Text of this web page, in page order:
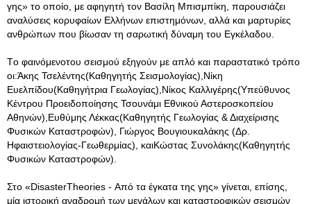
γης» το οποίο, με αφηγητή τον Βασίλη Μπισμπίκη, παρουσιάζει
αναλύσεις κορυφαίων Ελλήνων επιστημόνων, αλλά και μαρτυρίες
ανθρώπων που βίωσαν τη σαρωτική δύναμη του Εγκέλαδου.
Tο φαινόμενοτου σεισμού εξηγούν με απλό και παραστατικό τρόπο
οι:Άκης Τσελέντης(Καθηγητής Σεισμολογίας),Νίκη
Ευελπίδου(Καθηγήτρια Γεωλογίας),Νίκος Καλλιγέρης(Υπεύθυνος
Κέντρου Προειδοποίησης Τσουνάμι Εθνικού Αστεροσκοπείου
Αθηνών),Ευθύμης Λέκκας(Καθηγητής Γεωλογίας & Διαχείρισης
Φυσικών Καταστροφών), Γιώργος Βουγιουκαλάκης (Δρ.
Ηφαιστειολογίας-Γεωθερμίας), καιΚώστας Συνολάκης(Καθηγητής
Φυσικών Καταστροφών).
Στο «DisasterTheories - Από τα έγκατα της γης» γίνεται, επίσης,
μία ιστορική αναδρομή των μεγάλων και καταστροφικών σεισμών